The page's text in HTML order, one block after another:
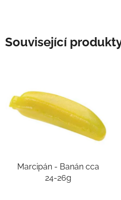
Související
Marcipán - Banán cca
24-26g